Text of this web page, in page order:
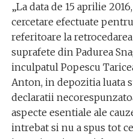
„La data de 15 aprilie
cercetare efectuate
referitoare la
suprafete din Padurea
inculpatul Popescu
Anton, in depozitia luata
declaratii
aspecte esentiale ale
intrebat si nu a spus tot